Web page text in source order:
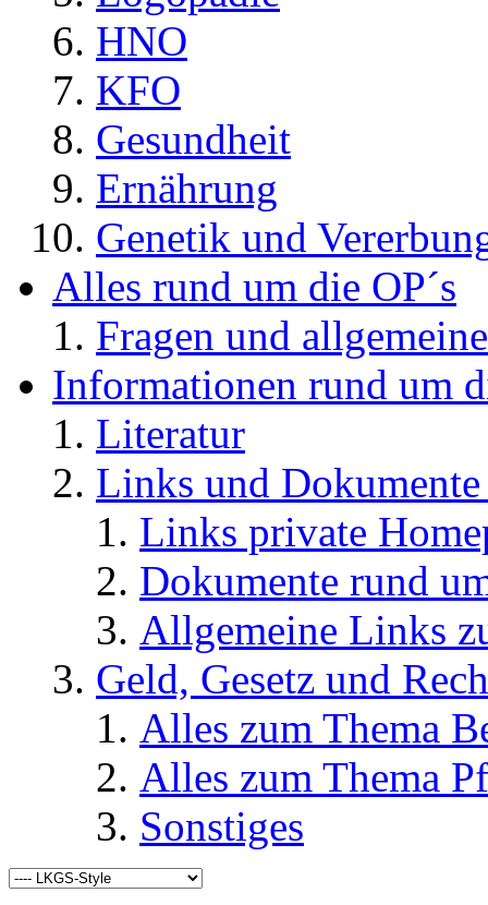
HNO
KFO
Gesundheit
Ernährung
Genetik und
Alles rund um die OP´s
Fragen und
Informationen rund um
Literatur
Links und
Links private
Dokumente rund
Allgemeine Links
Geld, Gesetz und
Alles zum Thema
Alles zum Thema
Sonstiges